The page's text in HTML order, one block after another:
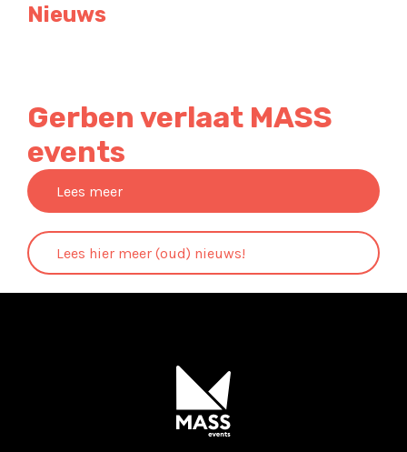
Nieuws
Gerben verlaat MASS
events
Lees meer
Lees hier meer (oud) nieuws!